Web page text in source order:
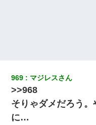
父が他界→父のフリン相手
って知ってるの？」相手
969 マジレスさん
>>968
そりゃダメだろう。
に…